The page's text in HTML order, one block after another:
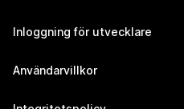
Inloggning för utvecklare
Användarvillkor